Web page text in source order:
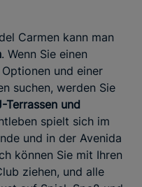
Carmen kann man
. Wenn Sie einen
und einer
suchen, werden Sie
Terrassen und
spielt sich im
und in der Avenida
können Sie mit Ihren
ziehen, und alle